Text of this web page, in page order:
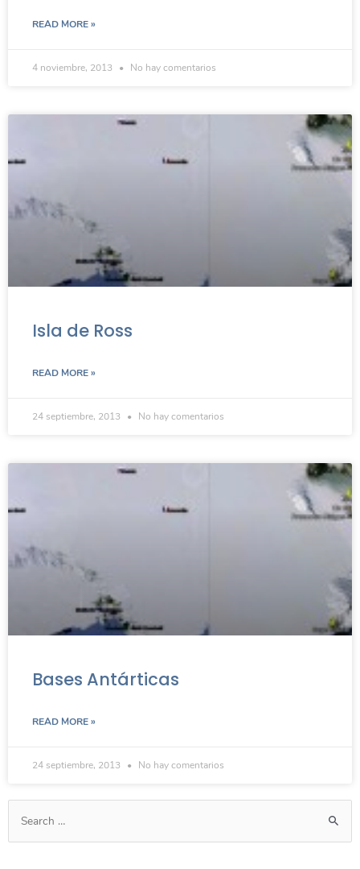
READ MORE »
4 noviembre, 2013 No hay comentarios
Isla de Ross
READ MORE »
24 septiembre, 2013 No hay comentarios
Bases Antárticas
READ MORE »
24 septiembre, 2013 No hay comentarios